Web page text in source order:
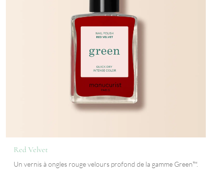
Red Velvet
Un vernis à ongles rouge velours profond de la gamme Green™.